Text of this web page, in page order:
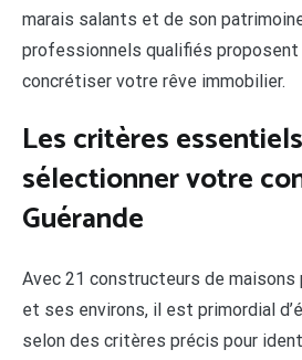
marais salants et de son
professionnels qualifiés
concrétiser votre rêve immobilier.
Les critères
sélectionner votre
Guérande
Avec 21 constructeurs de maisons
et ses environs, il est primordial
selon des critères précis pour